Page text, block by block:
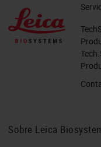
Sobre Leica